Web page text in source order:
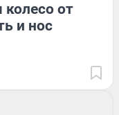
колесо от
и нос